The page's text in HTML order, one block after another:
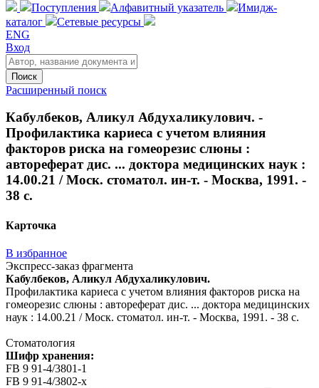
Поступления Алфавитный указатель
Имидж-
каталог
Сетевые ресурсы
ENG
Вход
Поиск
Расширенный поиск
Кабулбеков, Аликул Абдухаликулович. -
Профилактика кариеса с учетом влияния
факторов риска на гомеорезис слюны :
автореферат дис. ... доктора медицинских наук :
14.00.21 / Моск. стоматол. ин-т. - Москва, 1991. -
38 с.
Карточка
В избранное
Экспресс-заказ фрагмента
Кабулбеков, Аликул Абдухаликулович.
Профилактика кариеса с учетом влияния факторов риска на
гомеорезис слюны : автореферат дис. ... доктора медицинских
наук : 14.00.21 / Моск. стоматол. ин-т. - Москва, 1991. - 38 с.
Стоматология
Шифр хранения:
FB 9 91-4/3801-1
FB 9 91-4/3802-x